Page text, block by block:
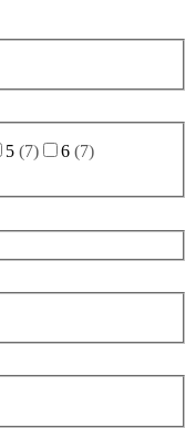
5 (7) 6 (7)